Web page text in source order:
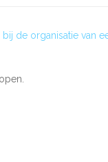
de organisatie van